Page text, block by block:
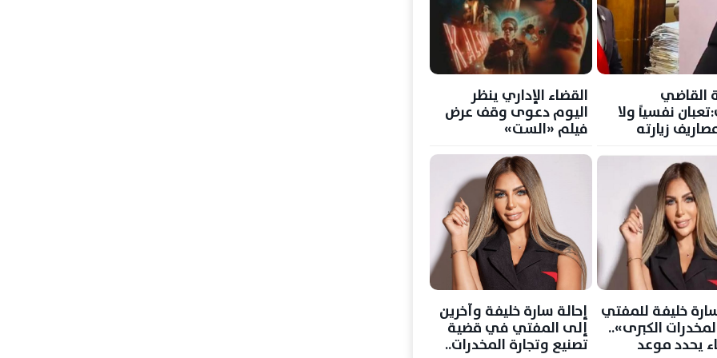
القاضي
نفسياً ولا
زيارته
القضاء الإداري ينظر
اليوم دعوى وقف عرض
فيلم «الست»
خليفة للمفتي
الكبرى»..
يحدد موعد
إحالة سارة خليفة وآخرين
إلى المفتي في قضية
تصنيع وتجارة المخدرات..